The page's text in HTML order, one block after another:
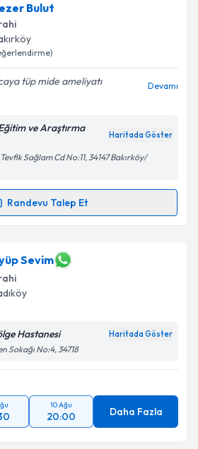
Bulut
tüp mide ameliyatı
Devamı
ve Araştırma
Haritada Göster
Sağlam Cd No:11, 34147 Bakırköy/
Randevu Talep Et
Talebi
için randevu takvimi talebi
uzmandan randevu almanız için bir
e-posta ile bilgilendireceğiz.
işlenmesine ilişkin
ve kişisel verilerimin belirtilen
kabul ediyorum.
Sevim
Hastanesi Haritada Göster
Sokağı No:4, 34718
10 Ağu
20:00 Daha Fazla